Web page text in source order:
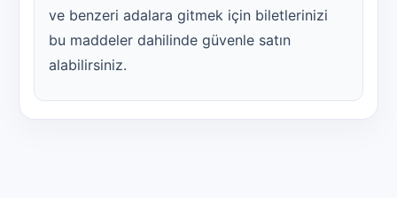
ve benzeri adalara gitmek için biletlerinizi
bu maddeler dahilinde güvenle satın
alabilirsiniz.